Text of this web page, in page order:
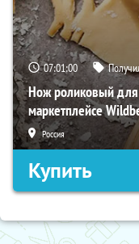
07:00:59
Нож роликовый для
маркетплейсе
Россия
Купить